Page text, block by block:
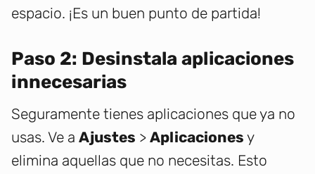
espacio. ¡Es un buen punto de partida!
Paso 2: Desinstala aplicaciones
innecesarias
Seguramente tienes aplicaciones que ya no
usas. Ve a Ajustes > Aplicaciones y
elimina aquellas que no necesitas. Esto